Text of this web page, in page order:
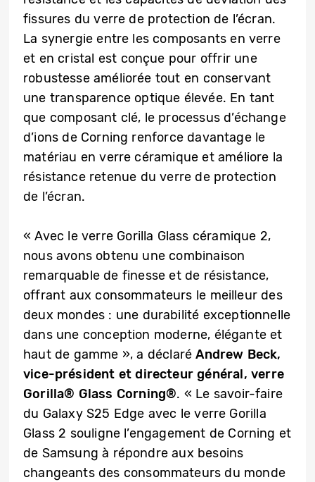
fissures du verre de protection de l’écran.
La synergie entre les composants en verre
et en cristal est conçue pour offrir une
robustesse améliorée tout en conservant
une transparence optique élevée. En tant
que composant clé, le processus d’échange
d’ions de Corning renforce davantage le
matériau en verre céramique et améliore la
résistance retenue du verre de protection
de l’écran.
« Avec le verre Gorilla Glass céramique 2,
nous avons obtenu une combinaison
remarquable de finesse et de résistance,
offrant aux consommateurs le meilleur des
deux mondes : une durabilité exceptionnelle
dans une conception moderne, élégante et
haut de gamme », a déclaréAndrew Beck,
vice-président et directeur général, verre
Gorilla® Glass Corning®. « Le savoir-faire
du Galaxy S25 Edge avec le verre Gorilla
Glass 2 souligne l’engagement de Corning et
de Samsung à répondre aux besoins
changeants des consommateurs du monde